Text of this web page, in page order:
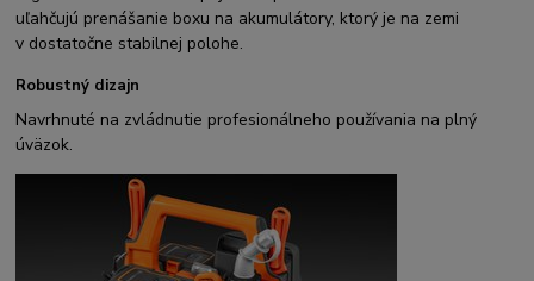
uľahčujú prenášanie boxu na akumulátory, ktorý je na zemi
v dostatočne stabilnej polohe.
Robustný dizajn
Navrhnuté na zvládnutie profesionálneho používania na plný
úväzok.